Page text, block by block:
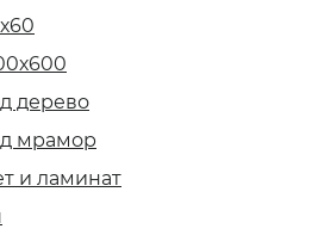
дерево
мрамор
и ламинат
керамогранит anti-slip
(450х900)